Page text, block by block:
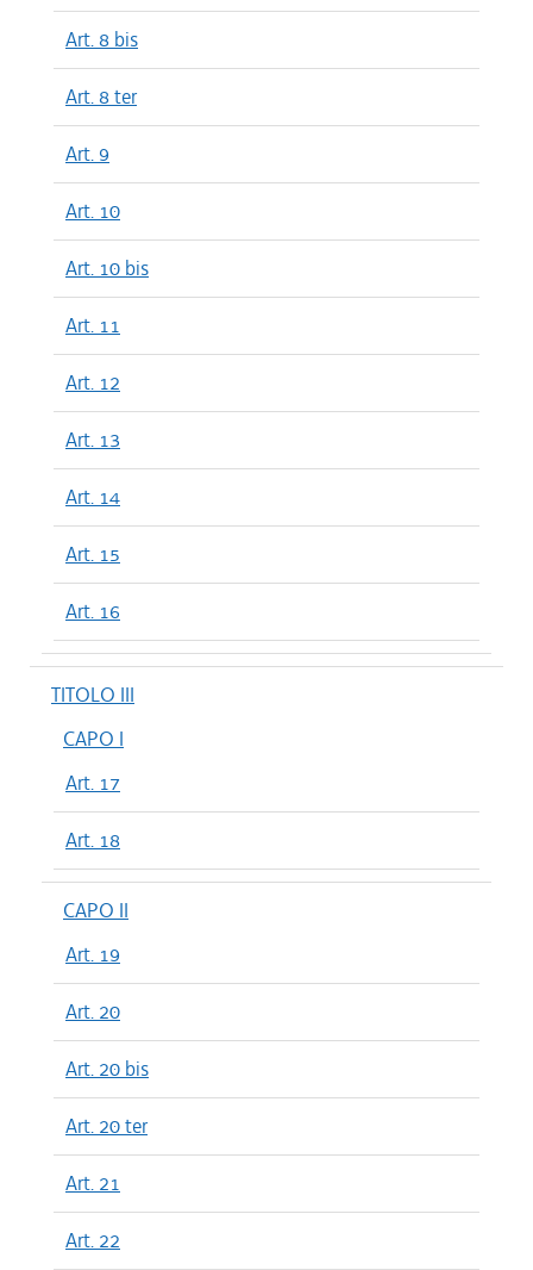
Art. 8 bis
Art. 8 ter
Art. 9
Art. 10
Art. 10 bis
Art. 11
Art. 12
Art. 13
Art. 14
Art. 15
Art. 16
TITOLO III
CAPO I
Art. 17
Art. 18
CAPO II
Art. 19
Art. 20
Art. 20 bis
Art. 20 ter
Art. 21
Art. 22